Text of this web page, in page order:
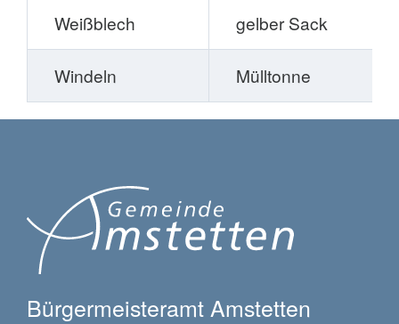
Weißblech gelber Sack
Windeln Mülltonne
Bürgermeisteramt Amstetten